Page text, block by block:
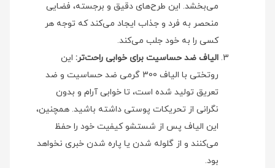
می‌بخشد. این طرح‌های دقیق و برجسته، فضایی
منحصر به فرد و جذاب ایجاد می‌کند که توجه هر
کسی را به خود جلب می‌کند.
الیاف ضد حساسیت برای خوابی راحت‌تر: این
روتختی با الیاف 300 گرمی ضد حساسیت و ضد
تعریق تولید شده است، تا خوابی آرام و بدون
نگرانی از تحریکات پوستی داشته باشید. همچنین،
این الیاف پس از شستشو کیفیت خود را حفظ
می‌کنند و از گلوله شدن یا پاره شدن خبری نخواهد
بود.